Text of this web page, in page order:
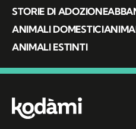
STORIE DI ADOZIONE
ANIMALI DOMESTICI
ANIMALI ESTINTI